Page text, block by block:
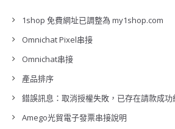
1shop 免費網址已調整為 my1shop.com
Omnichat Pixel串接
Omnichat串接
產品排序
錯誤訊息：取消授權失敗，已存在請款成功
Amego光貿電子發票串接說明